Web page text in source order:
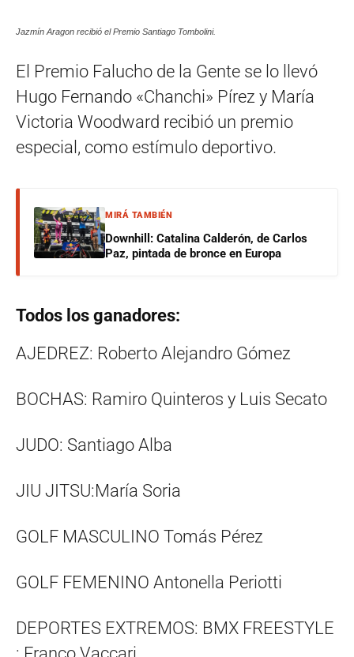
Jazmín Aragon recibió el Premio Santiago Tombolini.
El Premio Falucho de la Gente se lo llevó
Hugo Fernando «Chanchi» Pírez y María
Victoria Woodward recibió un premio
especial, como estímulo deportivo.
MIRÁ TAMBIÉN
Downhill: Catalina Calderón, de Carlos
Paz, pintada de bronce en Europa
Todos los ganadores:
AJEDREZ: Roberto Alejandro Gómez
BOCHAS: Ramiro Quinteros y Luis Secato
JUDO: Santiago Alba
JIU JITSU:María Soria
GOLF MASCULINO Tomás Pérez
GOLF FEMENINO Antonella Periotti
DEPORTES EXTREMOS: BMX FREESTYLE